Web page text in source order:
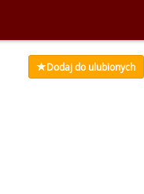
Dodaj do ulubionych